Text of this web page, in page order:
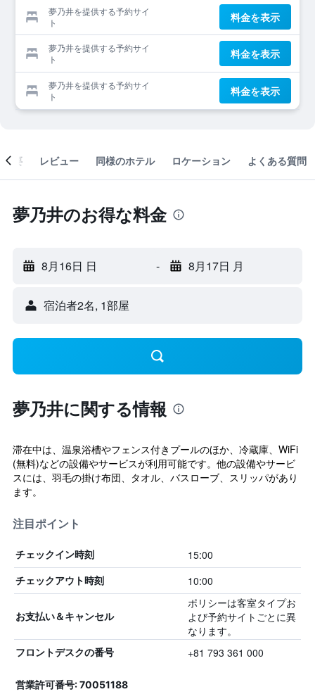
夢乃井を提供する予約サイ
ト
料金を表示
夢乃井を提供する予約サイ
ト
料金を表示
夢乃井を提供する予約サイ
ト
料金を表示
概要 レビュー 同様のホテル ロケーション よくある質問
夢乃井のお得な料金
8月16日 日 - 8月17日 月
宿泊者2名, 1​部屋
夢乃井に関する情報
滞在中は、温泉浴槽やフェンス付きプールのほか、冷蔵庫、WiFi
(無料)などの設備やサービスが利用可能です。他の設備やサービ
スには、羽毛の掛け布団、タオル、バスローブ、スリッパがあり
ます。
注目ポイント
チェックイン時刻 15:00
チェックアウト時刻 10:00
お支払い＆キャンセル
ポリシーは客室タイプお
よび予約サイトごとに異
なります。
フロントデスクの番号 +81 793 361 000
営業許可番号: 70051188